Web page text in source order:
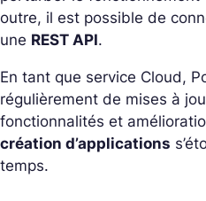
outre, il est possible de
une REST API.
En tant que service Cloud,
régulièrement de mises à
fonctionnalités et
création d’applications
temps.